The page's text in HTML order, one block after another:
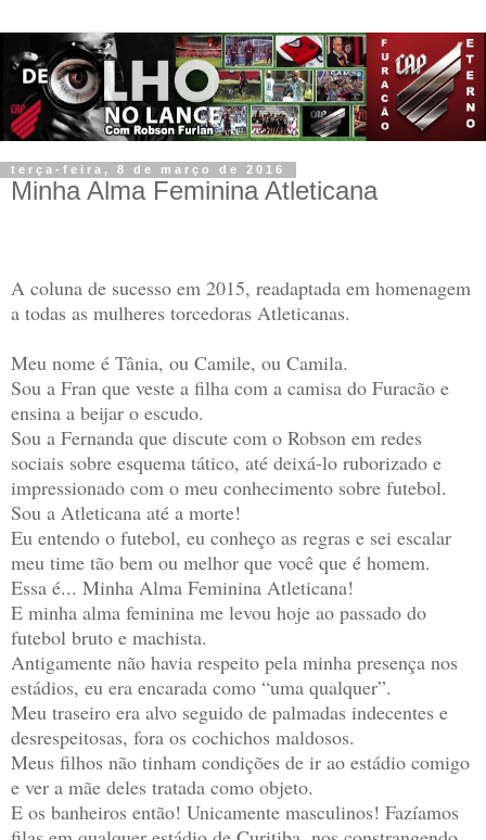
terça-feira, 8 de março de 2016
Minha Alma Feminina Atleticana
A coluna de sucesso em 2015, readaptada em homenagem
a todas as mulheres torcedoras Atleticanas.
Meu nome é Tânia, ou Camile, ou Camila.
Sou a Fran que veste a filha com a camisa do Furacão e
ensina a beijar o escudo.
Sou a Fernanda que discute com o Robson em redes
sociais sobre esquema tático, até deixá-lo ruborizado e
impressionado com o meu conhecimento sobre futebol.
Sou a Atleticana até a morte!
Eu entendo o futebol, eu conheço as regras e sei escalar
meu time tão bem ou melhor que você que é homem.
Essa é... Minha Alma Feminina Atleticana!
E minha alma feminina me levou hoje ao passado do
futebol bruto e machista.
Antigamente não havia respeito pela minha presença nos
estádios, eu era encarada como “uma qualquer”.
Meu traseiro era alvo seguido de palmadas indecentes e
desrespeitosas, fora os cochichos maldosos.
Meus filhos não tinham condições de ir ao estádio comigo
e ver a mãe deles tratada como objeto.
E os banheiros então! Unicamente masculinos! Fazíamos